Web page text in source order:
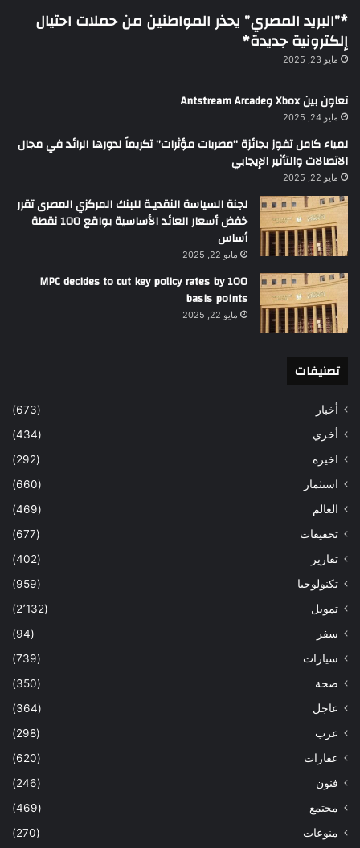
*”البريد المصري” يحذر المواطنين من حملات احتيال
إلكترونية جديدة*
مايو 23, 2025
تعاون بين Xbox وAntstream Arcade
مايو 24, 2025
لمياء كامل تفوز بجائزة “مصريات مؤثرات” تكريماً لدورها الرائد في مجال
الاتصالات والتأثير الإيجابي
مايو 22, 2025
لجنة السياسة النقديـة للبنك المركزي المصرى تقرر
خفض أسعار العائد الأساسية بواقع 100 نقطة
أساس
مايو 22, 2025
MPC decides to cut key policy rates by 100
basis points
مايو 22, 2025
تصنيفات
أخبار
(673)
أخري
(434)
اخيره
(292)
استثمار
(660)
العالم
(469)
تحقيقات
(677)
تقارير
(402)
تكنولوجيا
(959)
تمويل
(2٬132)
سفر
(94)
سيارات
(739)
صحة
(350)
عاجل
(364)
عرب
(298)
عقارات
(620)
فنون
(246)
مجتمع
(469)
منوعات
(270)